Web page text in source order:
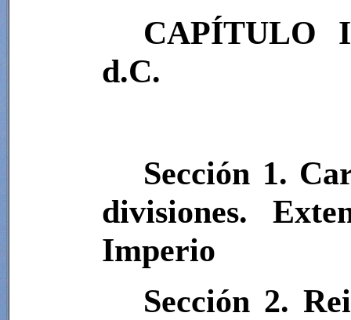
CAPÍTULO
d.C.
Sección 1.
divisiones.
Imperio
Sección 2.